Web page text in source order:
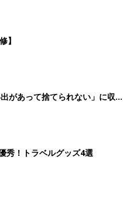
】
があって捨てられない」に収納
秀！トラベルグッズ4選